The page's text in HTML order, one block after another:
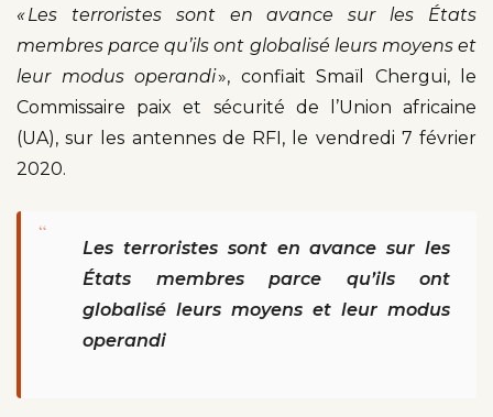
« Les terroristes sont en avance sur les États
membres parce qu’ils ont globalisé leurs moyens et
leur modus operandi», confiait Smaïl Chergui, le
Commissaire paix et sécurité de l’Union africaine
(UA), sur les antennes de RFI, le vendredi 7 février
2020.
“
Les terroristes sont en avance sur les
États membres parce qu’ils ont
globalisé leurs moyens et leur modus
operandi